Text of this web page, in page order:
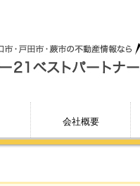
会社概要